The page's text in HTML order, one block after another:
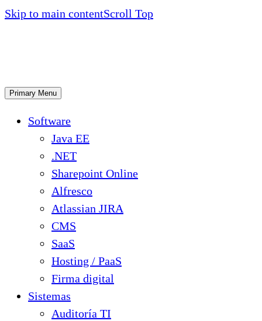
Skip to main contentScroll Top
Primary Menu
Software
Java EE
.NET
Sharepoint Online
Alfresco
Atlassian JIRA
CMS
SaaS
Hosting / PaaS
Firma digital
Sistemas
Auditoría TI